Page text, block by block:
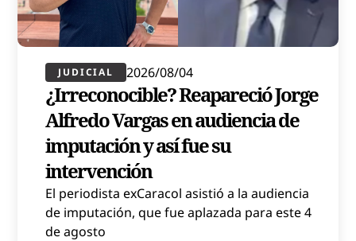
JUDICIAL 2026/08/04
¿Irreconocible? Reapareció Jorge
Alfredo Vargas en audiencia de
imputación y así fue su
intervención
El periodista exCaracol asistió a la audiencia
de imputación, que fue aplazada para este 4
de agosto